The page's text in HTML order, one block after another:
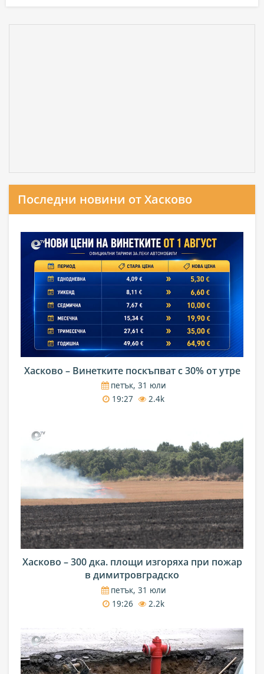
Последни новини от Хасково
Хасково – Винетките поскъпват с 30% от утре
петък, 31 юли
19:27
2.4k
Хасково – 300 дка. площи изгоряха при пожар
в димитровградско
петък, 31 юли
19:26
2.2k